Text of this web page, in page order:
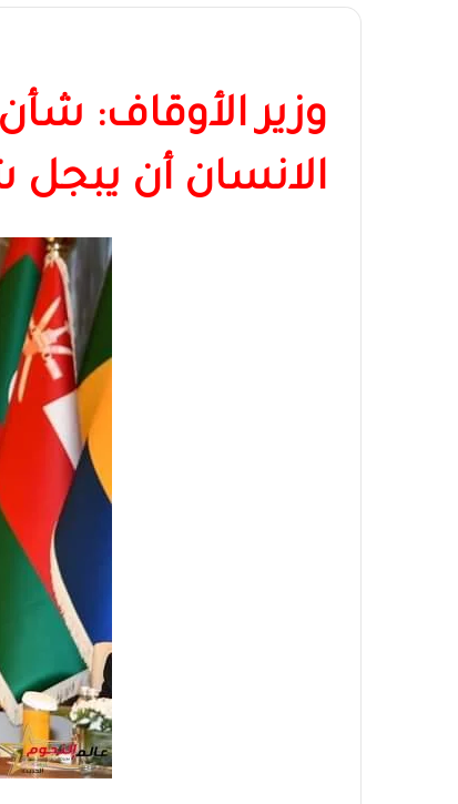
وزير الأوقاف:
الانسان أن يبجل